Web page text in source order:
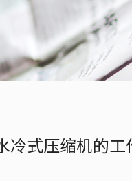
冷式压缩机的工